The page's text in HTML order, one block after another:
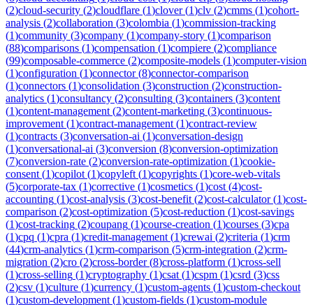
(2)cloud-security (2)cloudflare (1)clover(1)clv (2)cmms (1)cohort-
analysis (2)collaboration (3)colombia (1)commission-tracking
(1)community (3)company (1)company-story (1)comparison
(88)comparisons (1)compensation (1)compiere (2)compliance
(99)composable-commerce (2)composite-models (1)computer-vision
(1)configuration (1)connector(8)connector-comparison
(1)connectors (1)consolidation (3)construction (2)construction-
analytics (1)consultancy (2)consulting (3)containers (3)content
(1)content-management (2)content-marketing (3)continuous-
improvement (1)contract-management (1)contract-review
(1)contracts (3)conversation-ai (1)conversation-design
(1)conversational-ai (3)conversion (8)conversion-optimization
(7)conversion-rate (2)conversion-rate-optimization (1)cookie-
consent (1)copilot (1)copyleft (1)copyrights (1)core-web-vitals
(5)corporate-tax (1)corrective (1)cosmetics (1)cost (4)cost-
accounting (1)cost-analysis (3)cost-benefit (2)cost-calculator(1)cost-
comparison (2)cost-optimization (5)cost-reduction (1)cost-savings
(1)cost-tracking (2)coupang (1)course-creation (1)courses (3)cpa
(1)cpq (1)cpra (1)credit-management (1)crewai (2)criteria (1)crm
(44)crm-analytics (1)crm-comparison (5)crm-integration (2)crm-
migration (2)cro (2)cross-border(8)cross-platform (1)cross-sell
(1)cross-selling (1)cryptography (1)csat (1)cspm (1)csrd (3)css
(2)csv (1)culture (1)currency (1)custom-agents (1)custom-checkout
(1)custom-development (1)custom-fields (1)custom-module